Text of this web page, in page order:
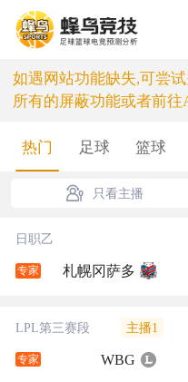
如遇网站功能缺失,可尝
所有的屏蔽功能或者前往
热门 足球 篮球
只看主播
日职乙
专家 札幌冈萨多
LPL第三赛段 主播1
专家 WBG